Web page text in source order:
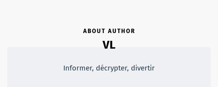
ABOUT AUTHOR
VL
Informer, décrypter, divertir